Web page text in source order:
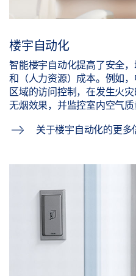
楼宇自动化
智能楼宇自动化提高了安全
和（人力资源）成本。例如
区域的访问控制，在发生火
无烟效果，并监控室内空气质
关于楼宇自动化的更多